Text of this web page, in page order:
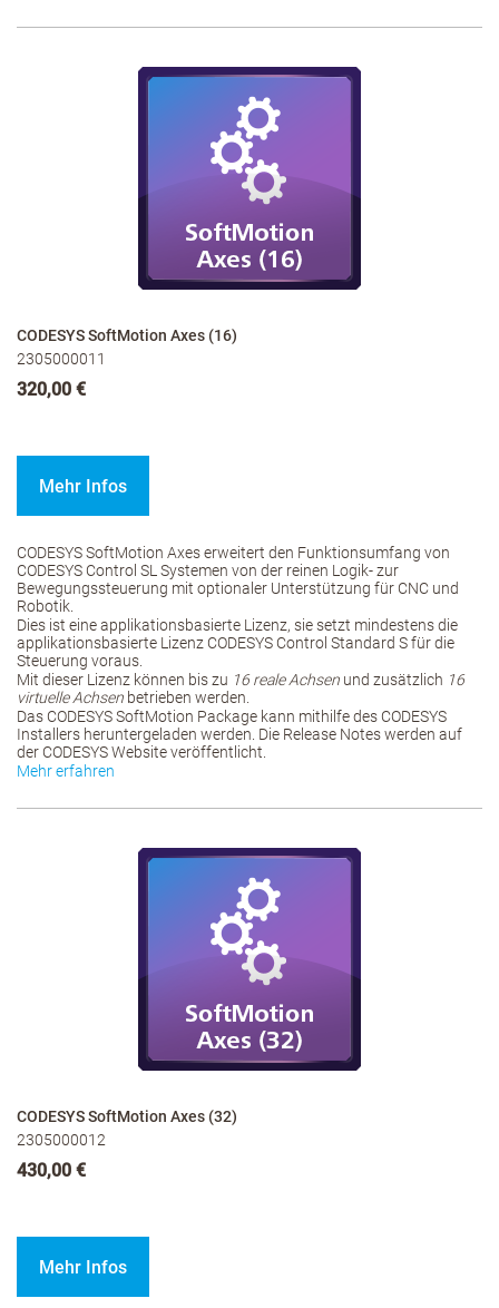
CODESYS SoftMotion Axes (16)
2305000011
320,00 €
Mehr Infos
CODESYS SoftMotion Axes erweitert den Funktionsumfang von
CODESYS Control SL Systemen von der reinen Logik- zur
Bewegungssteuerung mit optionaler Unterstützung für CNC und
Robotik.
Dies ist eine applikationsbasierte Lizenz, sie setzt mindestens die
applikationsbasierte Lizenz CODESYS Control Standard S für die
Steuerung voraus.
Mit dieser Lizenz können bis zu 16 reale Achsen und zusätzlich 16
virtuelle Achsen betrieben werden.
Das CODESYS SoftMotion Package kann mithilfe des CODESYS
Installers heruntergeladen werden. Die Release Notes werden auf
der CODESYS Website veröffentlicht.
Mehr erfahren
CODESYS SoftMotion Axes (32)
2305000012
430,00 €
Mehr Infos